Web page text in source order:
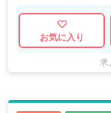
お気に入り